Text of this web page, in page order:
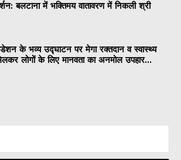
बलटाना में भक्तिमय वातावरण में निकली श्री
के भव्य उद्घाटन पर मेगा रक्तदान व स्वास्थ्य
लोगों के लिए मानवता का अनमोल उपहार...